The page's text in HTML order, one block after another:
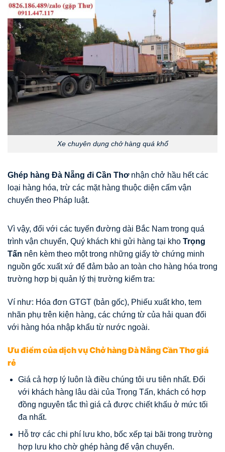
Xe chuyên dụng chở hàng quá khổ
Ghép hàng Đà Nẵng đi Cần Thơnhận chở hầu hết các
loại hàng hóa, trừ các mặt hàng thuộc diện cấm vận
chuyển theo Pháp luật.
Vì vậy, đối với các tuyến đường dài Bắc Nam trong quá
trình vận chuyển, Quý khách khi gửi hàng tại kho Trọng
Tấn nên kèm theo một trong những giấy tờ chứng minh
nguồn gốc xuất xứ để đảm bảo an toàn cho hàng hóa trong
trường hợp bị quản lý thị trường kiểm tra:
Ví như: Hóa đơn GTGT (bản gốc), Phiếu xuất kho, tem
nhãn phụ trên kiện hàng, các chứng từ của hải quan đối
với hàng hóa nhập khẩu từ nước ngoài.
Ưu điểm của dịch vụ Chở hàng Đà Nẵng Cần Thơ giá
rẻ
Giá cả hợp lý luôn là điều chúng tôi ưu tiên nhất. Đối
với khách hàng lâu dài của Trọng Tấn, khách có hợp
đồng nguyên tắc thì giá cả được chiết khấu ở mức tối
đa nhất.
Hỗ trợ các chi phí lưu kho, bốc xếp tại bãi trong trường
hợp lưu kho chờ ghép hàng để vận chuyển.